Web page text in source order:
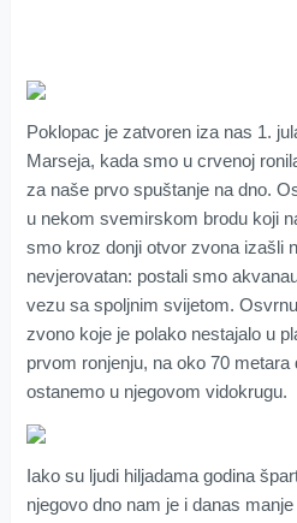
Poklopac je zatvoren iza nas 1.
Marseja, kada smo u crvenoj
za naše prvo spuštanje na dno.
u nekom svemirskom brodu koji
smo kroz donji otvor zvona izašli
nevjerovatan: postali smo
vezu sa spoljnim svijetom.
zvono koje je polako nestajalo u
prvom ronjenju, na oko 70 metara
ostanemo u njegovom vidokrugu.
Iako su ljudi hiljadama godina
njegovo dno nam je i danas